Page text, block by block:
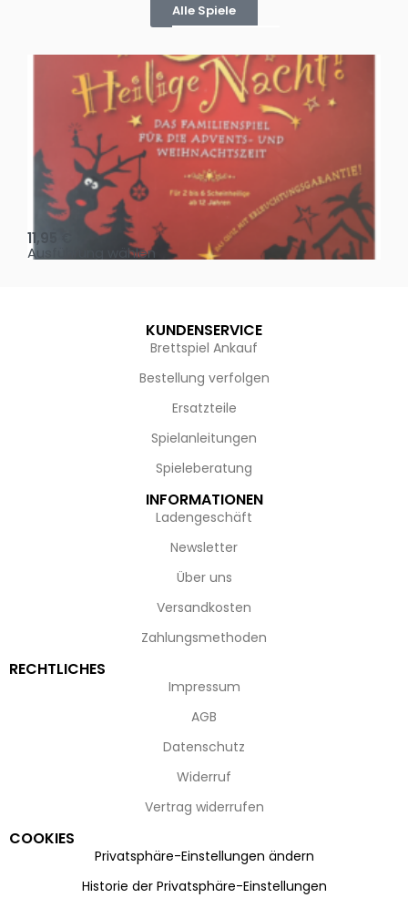
Alle Spiele
Oh, heilige Nacht!
11,95
Ausführung wählen
KUNDENSERVICE
Brettspiel Ankauf
Bestellung verfolgen
Ersatzteile
Spielanleitungen
Spieleberatung
INFORMATIONEN
Ladengeschäft
Newsletter
Über uns
Versandkosten
Zahlungsmethoden
RECHTLICHES
Impressum
AGB
Datenschutz
Widerruf
Vertrag widerrufen
COOKIES
Privatsphäre-Einstellungen ändern
Historie der Privatsphäre-Einstellungen